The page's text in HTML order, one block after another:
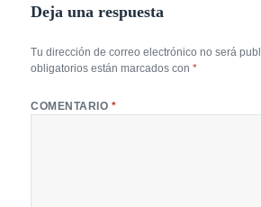
Deja una respuesta
Tu dirección de correo electrónico no será
obligatorios están marcados con*
COMENTARIO *